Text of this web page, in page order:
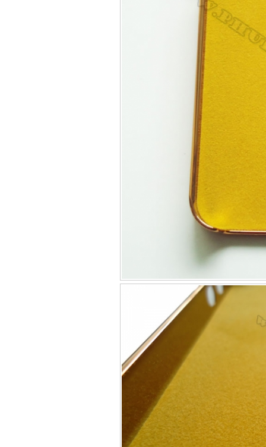
Bao da Samsung
Ốp lưng iPhone
Bao da iPhone 5
Túi đựng iPad
Túi đựng iPad